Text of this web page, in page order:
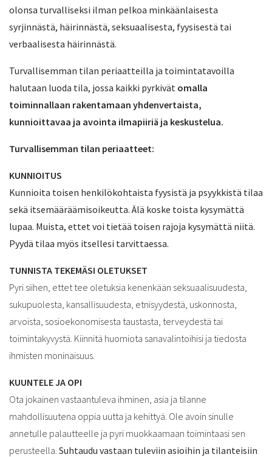
olonsa turvalliseksi ilman pelkoa minkäänlaisesta
syrjinnästä, häirinnästä, seksuaalisesta, fyysisestä tai
verbaalisesta häirinnästä.
Turvallisemman tilan periaatteilla ja toimintatavoilla
halutaan luoda tila, jossa kaikki pyrkivät omalla
toiminnallaan rakentamaan yhdenvertaista,
kunnioittavaa ja avointa ilmapiiriä ja keskustelua.
Turvallisemman tilan periaatteet:
KUNNIOITUS
Kunnioita toisen henkilökohtaista fyysistä ja psyykkistä tilaa
sekä itsemääräämisoikeutta. Älä koske toista kysymättä
lupaa. Muista, ettet voi tietää toisen rajoja kysymättä niitä.
Pyydä tilaa myös itsellesi tarvittaessa.
TUNNISTA TEKEMÄSI OLETUKSET
Pyri siihen, ettet tee oletuksia kenenkään seksuaalisuudesta,
sukupuolesta, kansallisuudesta, etnisyydestä, uskonnosta,
arvoista, sosioekonomisesta taustasta, terveydestä tai
toimintakyvystä. Kiinnitä huomiota sanavalintoihisi ja tiedosta
ihmisten moninaisuus.
KUUNTELE JA OPI
Ota jokainen vastaantuleva ihminen, asia ja tilanne
mahdollisuutena oppia uutta ja kehittyä. Ole avoin sinulle
annetulle palautteelle ja pyri muokkaamaan toimintaasi sen
perusteella. Suhtaudu vastaan tuleviin asioihin ja tilanteisiin